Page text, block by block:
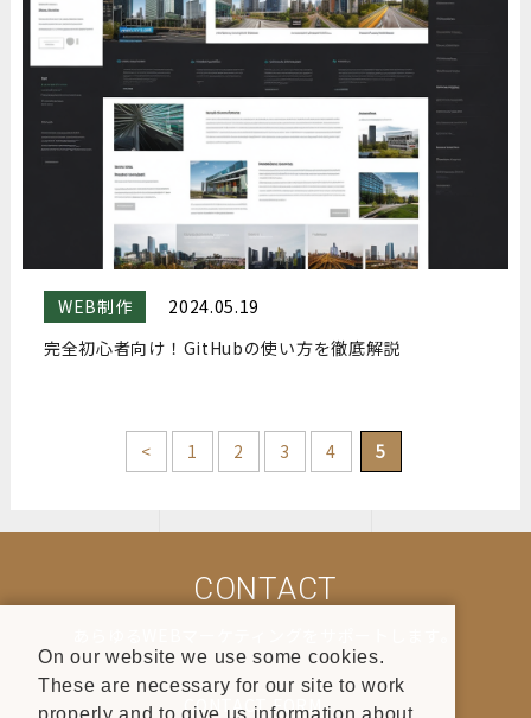
WEB制作
2024.05.19
完全初心者向け！GitHubの使い方を徹底解説
< 1 2 3 4 5
CONTACT
CONTACT FORM
On our website we use some cookies.
These are necessary for our site to work